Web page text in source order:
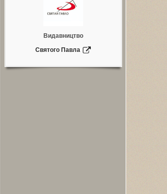
Видавництво
Святого Павла